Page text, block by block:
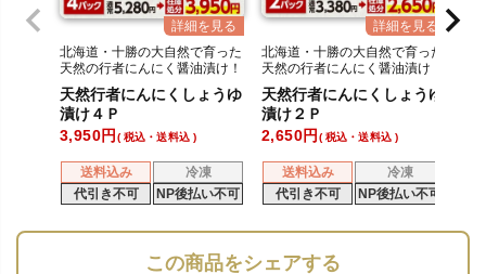
北海道・十勝の大自然で育った
天然の行者にんにく醤油漬け！
天然行者にんにくしょうゆ
漬け４Ｐ
送料込み
冷凍
代引き不可
NP後払い不可
3,950 税込・送料込
北海道・十勝の大自然で育った
天然の行者にんにく醤油漬け！
天然行者にんにくしょうゆ
漬け２Ｐ
送料込み
冷凍
代引き不可
NP後払い不可
2,650 税込・送料込
この商品をシェアする